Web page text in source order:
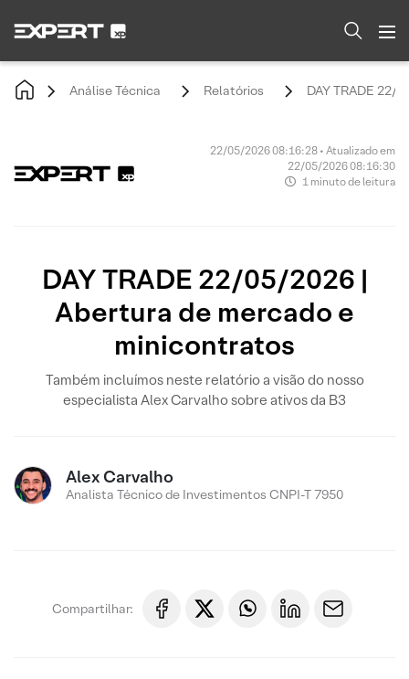
Análise Técnica Relatórios DAY TRADE 22/
22/05/2026 08:16:28 • Atualizado em
22/05/2026 08:16:30
1 minuto de leitura
DAY TRADE 22/05/2026 |
Abertura de mercado e
minicontratos
Também incluímos neste relatório a visão do nosso
especialista Alex Carvalho sobre ativos da B3
Alex Carvalho
Analista Técnico de Investimentos CNPI-T 7950
Compartilhar: